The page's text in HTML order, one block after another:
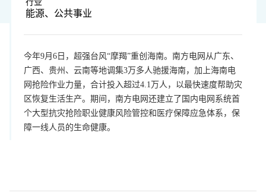
行业
能源、公共事业
今年9月6日，超强台风“摩羯”重创海南。南方电网从广东、
广西、贵州、云南等地调集3万多人驰援海南，加上海南电
网抢险作业力量，合计投入超过4.1万人，以最快速度帮助灾
区恢复生活生产。期间，南方电网还建立了国内电网系统首
个大型抗灾抢险职业健康风险管控和医疗保障应急体系，保
障一线人员的生命健康。